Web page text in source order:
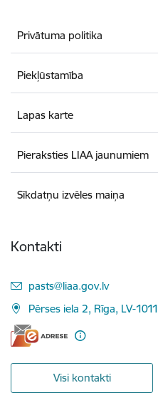
Privātuma politika
Piekļūstamība
Lapas karte
Pieraksties LIAA jaunumiem
Sīkdatņu izvēles maiņa
Kontakti
E-pasts:
pasts@liaa.gov.lv
Pērses iela 2, Rīga, LV-1011
Visi kontakti